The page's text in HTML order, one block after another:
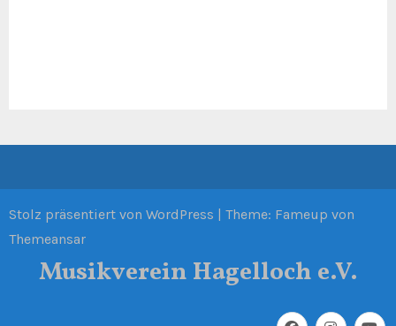
Stolz präsentiert von WordPress | Theme: Fameup von
Themeansar
Musikverein Hagelloch e.V.